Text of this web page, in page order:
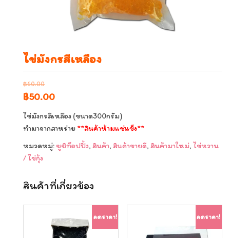
ไข่มังกรสีเหลือง
฿60.00
Original
price
was:
฿60.00.
฿50.00Current
price
is:
฿50.00.
ไข่มังกรสีเหลือง (ขนาด300กรัม)
ทำมาจากสาหร่าย **สินค้าห้ามแช่แข็ง**
หมวดหมู่:ซูซิท็อปปิ้ง, สินค้า, สินค้าขายดี, สินค้ามาใหม่, ไข่หวาน
/ ไข่กุ้ง
สินค้าที่เกี่ยวข้อง
ลดราคา! ลดราคา!